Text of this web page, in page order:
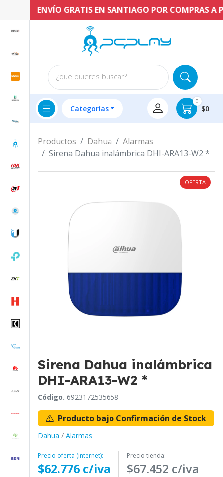
ENVÍO GRATIS EN SANTIAGO POR COMPRAS A
¿que quieres buscar?
Categorías
0
$0
Productos Dahua
Alarmas
Sirena Dahua inalámbrica DHI-ARA13-W2 *
OFERTA
Sirena Dahua inalámbrica
DHI-ARA13-W2 *
Código. 6923172535658
Producto bajo Confirmación de Stock
Dahua / Alarmas
Precio oferta (internet):
$62.776 c/iva
Precio tienda:
$67.452 c/iva